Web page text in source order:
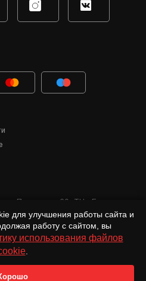
ул. Писарева, 60 ТЦ «Баzа»
и её продуктов Instagram, Facebook и др.
и запрещена.
для улучшения работы сайта и
работу с сайтом, вы
использования файлов
.